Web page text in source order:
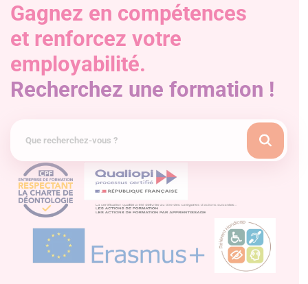
Gagnez en compétences
et renforcez votre
employabilité.
Recherchez une formation !